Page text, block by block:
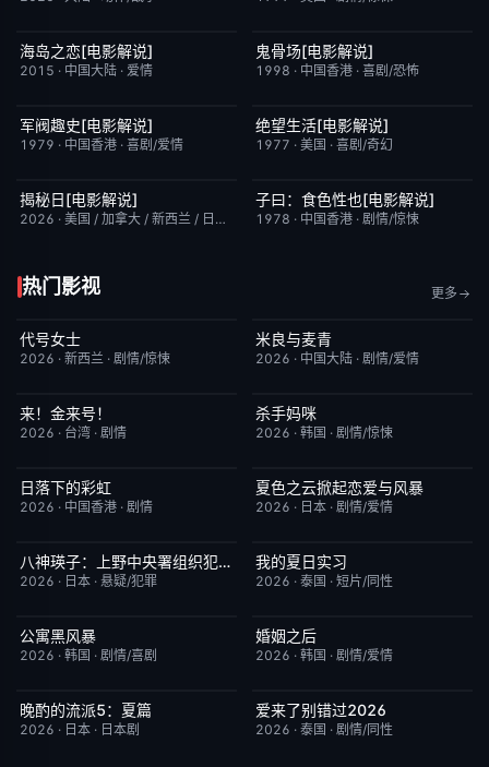
已完结
海岛之恋[电影解说]
2015 · 中国大陆 · 爱情
已完结
鬼骨场[电影解说]
1998 · 中国香港 · 喜剧/恐怖
已完结
军阀趣史[电影解说]
1979 · 中国香港 · 喜剧/爱情
已完结
绝望生活[电影解说]
1977 · 美国 · 喜剧/奇幻
已完结
揭秘日[电影解说]
2026 · 美国 / 加拿大 / 新西兰 / 日本 剧情/科幻
已完结
子曰：食色性也[电影解说]
1978 · 中国香港 · 剧情/惊悚
热门影视 更多
完结
代号女士
2026 · 新西兰 · 剧情/惊悚
更新至第15集
米良与麦青
2026 · 中国大陆 · 剧情/爱情
更新至第02集
来！金来号！
2026 · 台湾 · 剧情
更新至第03集
杀手妈咪
2026 · 韩国 · 剧情/惊悚
更新至第7集
日落下的彩虹
2026 · 中国香港 · 剧情
更新至第05集
夏色之云掀起恋爱与风暴
2026 · 日本 · 剧情/爱情
更新至第04集 3.0八神瑛子：上野中央署组织犯罪对策课
2026 · 日本 · 悬疑/犯罪
更新至第09集
我的夏日实习
2026 · 泰国 · 短片/同性
更新至第09集
公寓黑风暴
2026 · 韩国 · 剧情/喜剧
更新至第11集
婚姻之后
2026 · 韩国 · 剧情/爱情
更新至第06集
晚酌的流派5：夏篇
2026 · 日本 · 日本剧
更新至第04集
爱来了别错过2026
2026 · 泰国 · 剧情/同性